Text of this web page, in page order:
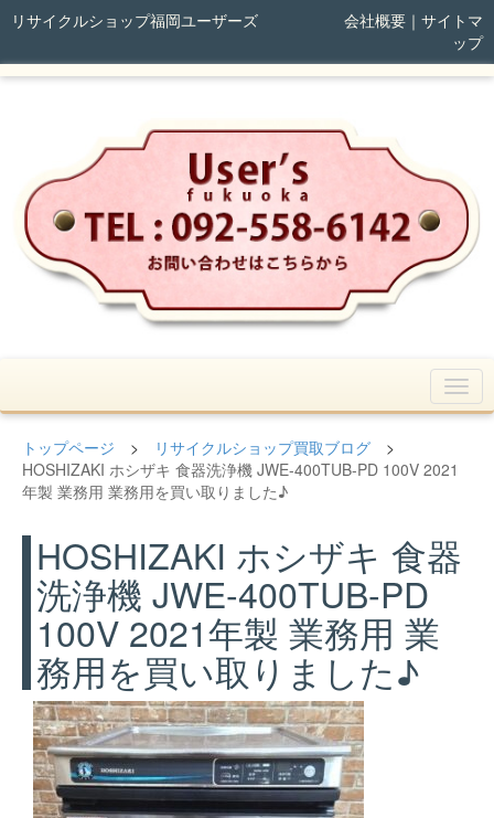
リサイクルショップ福岡ユーザーズ 会社概要｜ サイトマ
ップ
トップページ > リサイクルショップ買取ブログ >
HOSHIZAKI ホシザキ 食器洗浄機 JWE-400TUB-PD 100V 2021
年製 業務用 業務用を買い取りました♪
HOSHIZAKI ホシザキ 食器
洗浄機 JWE-400TUB-PD
100V 2021年製 業務用 業
務用を買い取りました♪